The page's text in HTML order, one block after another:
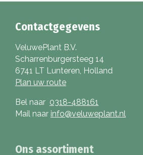
Contactgegevens
VeluwePlant B.V.
Scharrenburgersteeg 14
6741 LT Lunteren, Holland
Plan uw route
Bel naar 0318-488161
Mail naar info@veluweplant.nl
Ons assortiment